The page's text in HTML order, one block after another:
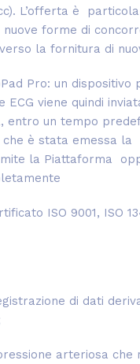
L’offerta è
forme di
la fornitura di
Pro: un
ECG viene quindi
entro un tempo
è stata emessa
la Piattaforma
ISO 9001, ISO
di dati
arteriosa